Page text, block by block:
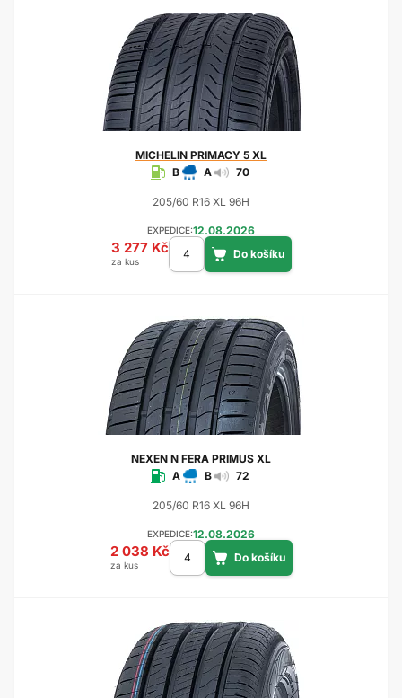
MICHELIN PRIMACY 5 XL
B
A 70
205/60 R16 XL 96H
EXPEDICE:12.08.2026
3 277 Kč
za kus
NEXEN N FERA PRIMUS XL
A
B 72
205/60 R16 XL 96H
EXPEDICE:12.08.2026
2 038 Kč
za kus